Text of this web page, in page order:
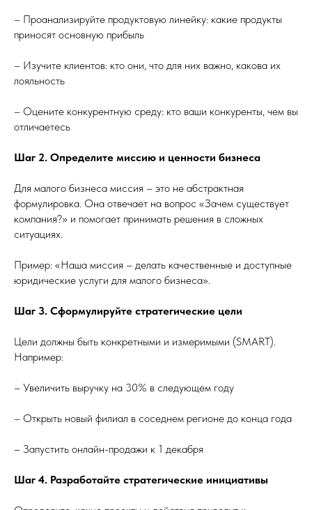
– Проанализируйте продуктовую линейку: какие продукты
приносят основную прибыль
– Изучите клиентов: кто они, что для них важно, какова их
лояльность
– Оцените конкурентную среду: кто ваши конкуренты, чем вы
отличаетесь
Шаг 2. Определите миссию и ценности бизнеса
Для малого бизнеса миссия – это не абстрактная
формулировка. Она отвечает на вопрос «Зачем существует
компания?» и помогает принимать решения в сложных
ситуациях.
Пример: «Наша миссия – делать качественные и доступные
юридические услуги для малого бизнеса».
Шаг 3. Сформулируйте стратегические цели
Цели должны быть конкретными и измеримыми (SMART).
Например:
– Увеличить выручку на 30% в следующем году
– Открыть новый филиал в соседнем регионе до конца года
– Запустить онлайн-продажи к 1 декабря
Шаг 4. Разработайте стратегические инициативы